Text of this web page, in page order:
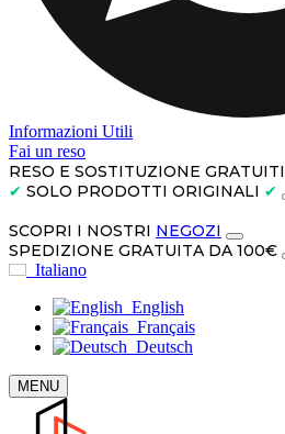
Informazioni Utili
Fai un reso
RESO E SOSTITUZIONE GRATUITI
✔ SOLO PRODOTTI ORIGINALI ✔
SCOPRI I NOSTRI NEGOZI
SPEDIZIONE GRATUITA DA 100€
Italiano
English
Français
Deutsch
MENU